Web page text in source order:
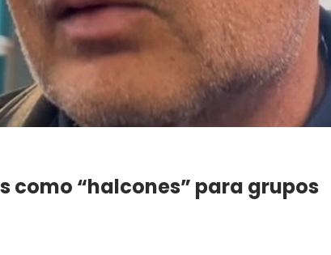
como “halcones” para grupos